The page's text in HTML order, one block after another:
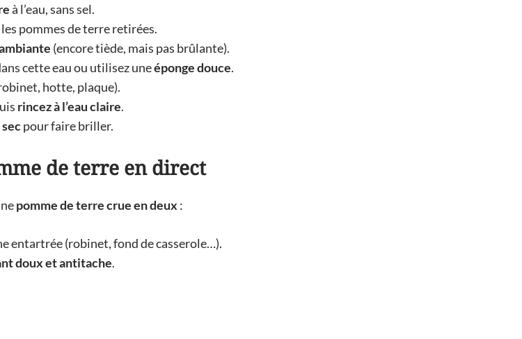
à l’eau, sans sel.
pommes de terre retirées.
(encore tiède, mais pas brûlante).
cette eau ou utilisez uneéponge douce.
hotte, plaque).
rincez à l’eau claire.
pour faire briller.
de terre en direct
pomme de terre crue en deux :
entartrée (robinet, fond de casserole…).
doux et antitache.